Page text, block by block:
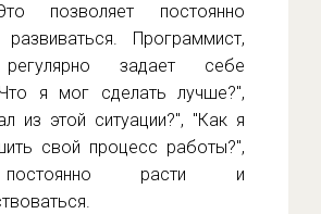
позволяет постоянно
Программист,
задает себе
я мог сделать лучше?",
из этой ситуации?", "Как я
свой процесс работы?",
расти и